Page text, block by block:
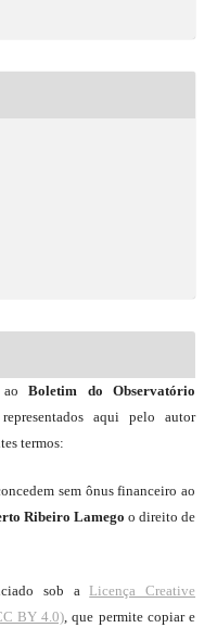
aoBoletim do Observatório
aqui pelo autor
termos:
sem ônus financeiro ao
Ribeiro Lamegoo direito de
sob a Licença Creative
BY 4.0), que permite copiar e